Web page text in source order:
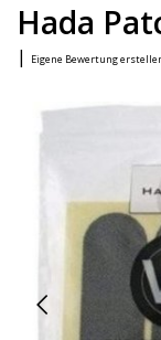
Hada
| Eigene Bewertung